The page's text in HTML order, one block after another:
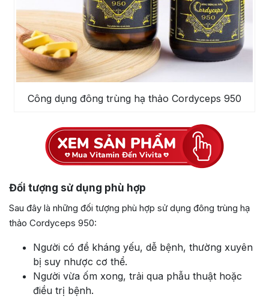
Công dụng đông trùng hạ thảo Cordyceps 950
Đối tượng sử dụng phù hợp
Sau đây là những đối tượng phù hợp sử dụng đông trùng hạ
thảo Cordyceps 950:
Người có đề kháng yếu, dễ bệnh, thường xuyên
bị suy nhược cơ thể.
Người vừa ốm xong, trải qua phẫu thuật hoặc
điều trị bệnh.